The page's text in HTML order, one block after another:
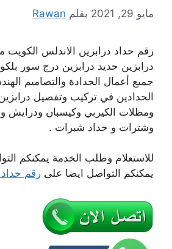
مايو 29, 2021 بقلم Rawan
رقم حداد درابزين الاندلس الكويت
درابزين حديد درابزين درج سور
جميع أعمال الحدادة والتصاميم
الحدادين في تركيب وتفصيل
ومظلات الكيربي وكيسبان ودرايش
وشترات و حداد شبرات .
للاستعلام وطلب الخدمة يمكنكم
يمكنكم التواصل ايضا على رقم حداد